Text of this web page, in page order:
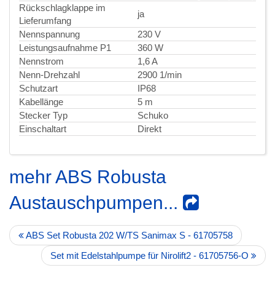
Rückschlagklappe im
Lieferumfang
ja
Nennspannung
230 V
Leistungsaufnahme P1
360 W
Nennstrom
1,6 A
Nenn-Drehzahl
2900 1/min
Schutzart
IP68
Kabellänge
5 m
Stecker Typ
Schuko
Einschaltart
Direkt
mehr ABS Robusta
Austauschpumpen...
ABS Set Robusta 202 W/TS Sanimax S - 61705758
Set mit Edelstahlpumpe für Nirolift2 - 61705756-O